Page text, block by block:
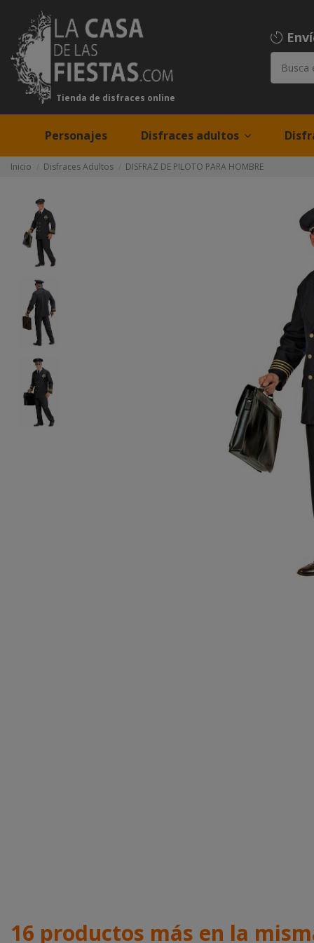
Tienda de disfraces online
Personajes Disfraces adultos
Inicio Disfraces Adultos DISFRAZ DE PILOTO PARA HOMBRE
16 productos más en la